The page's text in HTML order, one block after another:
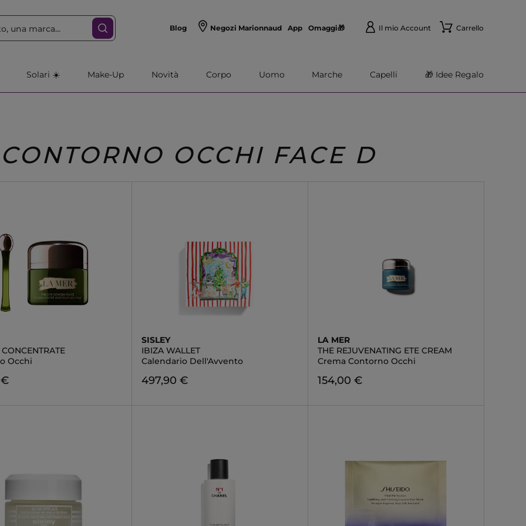
Blog Negozi Marionnaud App Omaggi🎁 Il mio Account Carrello
Solari ☀️ Make-Up Novità Corpo Uomo Marche Capelli 🎁 Idee Regalo
OCCHI FACE D
Occhi
€
SISLEY
IBIZA WALLET
Calendario Dell'Avvento
497,90 €
LA MER
THE REJUVENATING ETE CREAM
Crema Contorno Occhi
154,00 €